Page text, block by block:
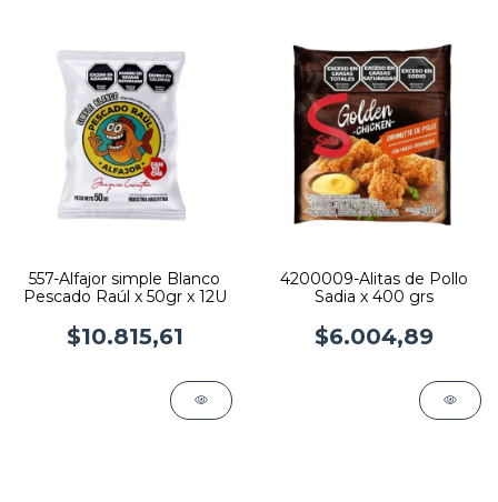
557-Alfajor simple Blanco
Pescado Raúl x 50gr x 12U
$10.815,61
4200009-Alitas de Pollo
Sadia x 400 grs
$6.004,89